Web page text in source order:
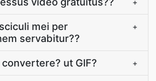
+
mei per
servabitur??
+
ut GIF? +